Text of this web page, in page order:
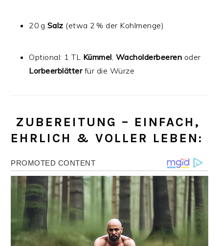
20 g Salz (etwa 2 % der Kohlmenge)
Optional: 1 TL Kümmel, Wacholderbeeren oder
Lorbeerblätterfür die Würze
‍ ZUBEREITUNG – EINFACH,
EHRLICH & VOLLER LEBEN: